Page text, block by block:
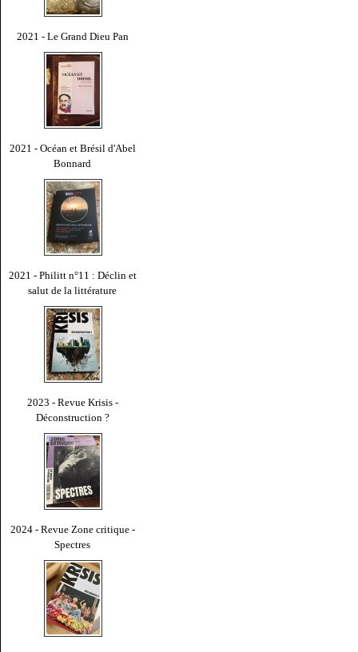
2021 - Le Grand Dieu Pan
2021 - Océan et Brésil d'Abel
Bonnard
2021 - Philitt n°11 : Déclin et
salut de la littérature
2023 - Revue Krisis -
Déconstruction ?
2024 - Revue Zone critique -
Spectres